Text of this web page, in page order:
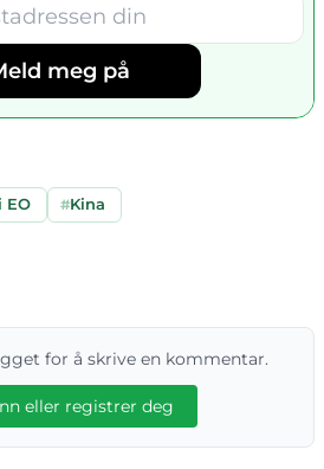
meg på
EO #Kina
for å skrive en kommentar.
eller registrer deg